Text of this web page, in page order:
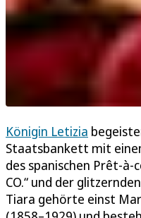
Königin Letizia
Staatsbankett mit
des spanischen Prêt-à-
CO.“ und der
Tiara gehörte einst